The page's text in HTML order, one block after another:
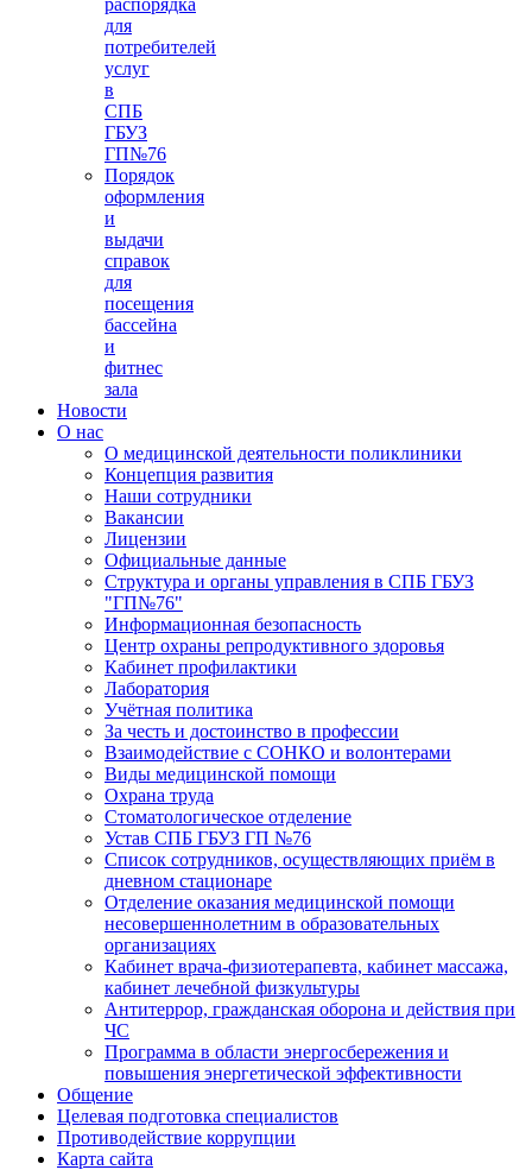
распорядка
для
потребителей
услуг
в
СПБ
ГБУЗ
ГП№76
Порядок
оформления
и
выдачи
справок
для
посещения
бассейна
и
фитнес
зала
Новости
О нас
О медицинской деятельности поликлиники
Концепция развития
Наши сотрудники
Вакансии
Лицензии
Официальные данные
Структура и органы управления в СПБ ГБУЗ
"ГП№76"
Информационная безопасность
Центр охраны репродуктивного здоровья
Кабинет профилактики
Лаборатория
Учётная политика
За честь и достоинство в профессии
Взаимодействие с СОНКО и волонтерами
Виды медицинской помощи
Охрана труда
Стоматологическое отделение
Устав СПБ ГБУЗ ГП №76
Список сотрудников, осуществляющих приём в
дневном стационаре
Отделение оказания медицинской помощи
несовершеннолетним в образовательных
организациях
Кабинет врача-физиотерапевта, кабинет массажа,
кабинет лечебной физкультуры
Антитеррор, гражданская оборона и действия при
ЧС
Программа в области энергосбережения и
повышения энергетической эффективности
Общение
Целевая подготовка специалистов
Противодействие коррупции
Карта сайта